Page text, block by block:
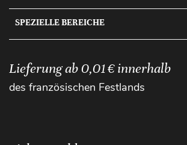
SPEZIELLE BEREICHE
Lieferung ab 0,01 € innerhalb
des französischen Festlands